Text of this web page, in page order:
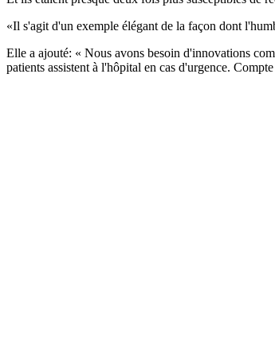
«Il s'agit d'un exemple élégant de la façon dont
Elle a ajouté: « Nous avons besoin d'innovations
patients assistent à l'hôpital en cas d'urgence.